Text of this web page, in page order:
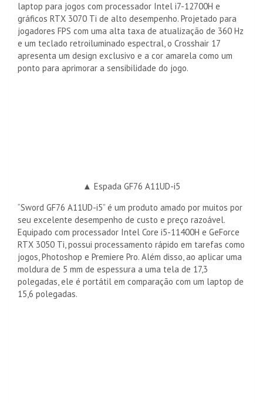
laptop para jogos com processador Intel i7-12700H e
gráficos RTX 3070 Ti de alto desempenho. Projetado para
jogadores FPS com uma alta taxa de atualização de 360 ​​Hz
e um teclado retroiluminado espectral, o Crosshair 17
apresenta um design exclusivo e a cor amarela como um
ponto para aprimorar a sensibilidade do jogo.
▲ Espada GF76 A11UD-i5
“Sword GF76 A11UD-i5” é um produto amado por muitos por
seu excelente desempenho de custo e preço razoável.
Equipado com processador Intel Core i5-11400H e GeForce
RTX 3050 Ti, possui processamento rápido em tarefas como
jogos, Photoshop e Premiere Pro. Além disso, ao aplicar uma
moldura de 5 mm de espessura a uma tela de 17,3
polegadas, ele é portátil em comparação com um laptop de
15,6 polegadas.